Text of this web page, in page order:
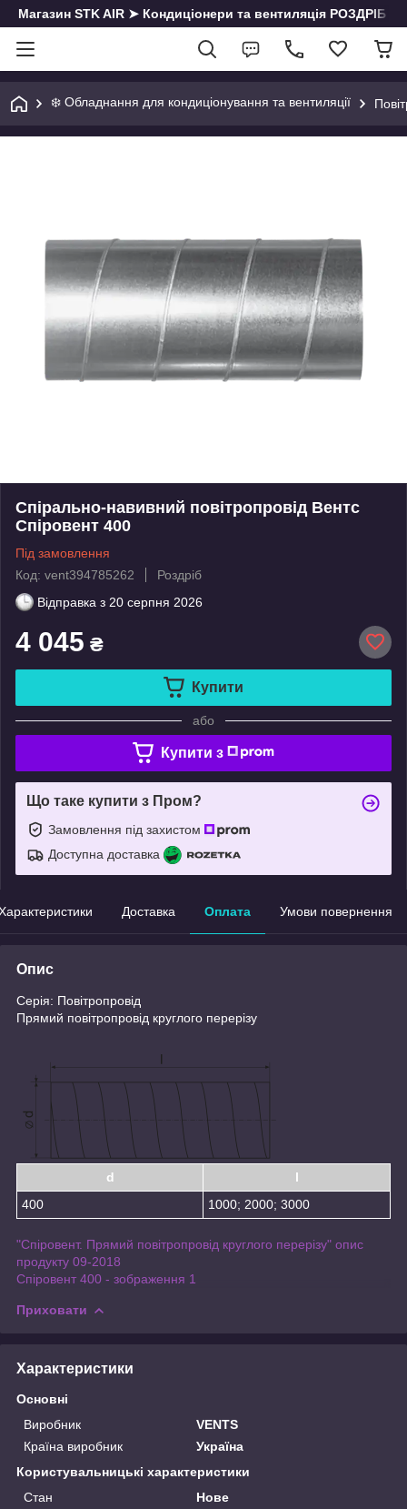
Магазин STK AIR ➤ Кондиціонери та вентиляція РОЗДРІБ
❄️ Обладнання для кондиціонування та вентиляції
Спірально-навивний повітропровід Вентс
Спіровент 400
Під замовлення
Код: vent394785262
Роздріб
Відправка з 20 серпня 2026
4 045 ₴
Купити
або
Купити з
Що таке купити з Пром?
Замовлення під захистом
Доступна доставка
Доставка Оплата Умови повернення
Опис
Серія: Повітропровід
Прямий повітропровід круглого перерізу
d
l
400
1000; 2000; 3000
"Спіровент. Прямий повітропровід круглого перерізу" опис
продукту 09-2018
Спіровент 400 - зображення 1
Приховати
Характеристики
Основні
Виробник
VENTS
Країна виробник
Україна
Користувальницькі характеристики
Стан
Нове